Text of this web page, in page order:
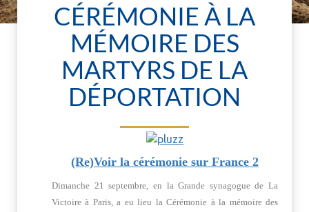
CÉRÉMONIE À LA
MÉMOIRE DES
MARTYRS DE LA
DÉPORTATION
(Re)Voir la cérémonie sur France 2
Dimanche 21 septembre, en la Grande synagogue de La
Victoire à Paris, a eu lieu la Cérémonie à la mémoire des